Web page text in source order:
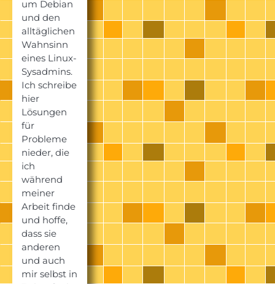
um Debian
und den
alltäglichen
Wahnsinn
eines Linux-
Sysadmins.
Ich schreibe
hier
Lösungen
für
Probleme
nieder, die
ich
während
meiner
Arbeit finde
und hoffe,
dass sie
anderen
und auch
mir selbst in